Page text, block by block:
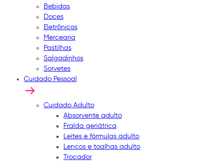
Bebidas
Doces
Eletrônicos
Mercearia
Pastilhas
Salgadinhos
Sorvetes
Cuidado Pessoal
Cuidado Adulto
Absorvente adulto
Fralda geriátrica
Leites e fórmulas adulto
Lenços e toalhas adulto
Trocador